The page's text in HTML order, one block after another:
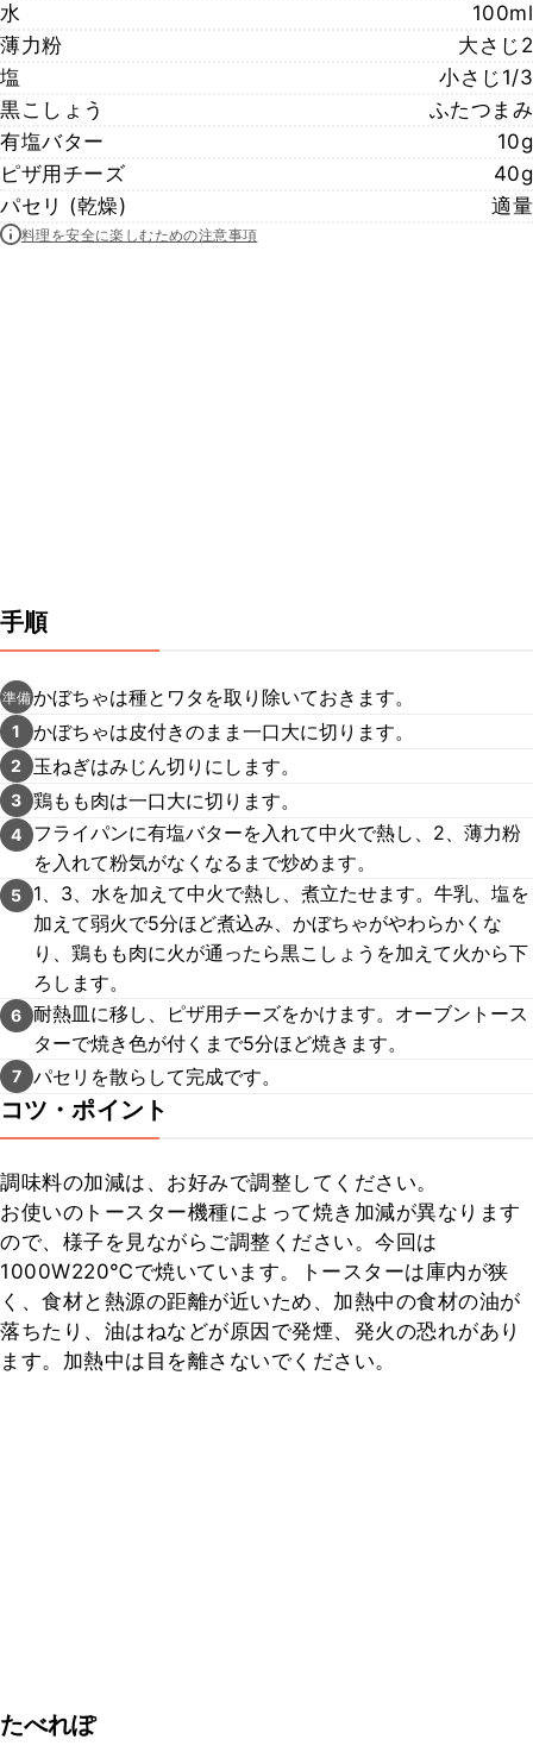
水
100ml
薄力粉
大さじ2
塩
小さじ1/3
黒こしょう
ふたつまみ
有塩バター
10g
ピザ用チーズ
40g
パセリ (乾燥)
適量
料理を安全に楽しむための注意事項
手順
準備かぼちゃは種とワタを取り除いておきます。
1 かぼちゃは皮付きのまま一口大に切ります。
2 玉ねぎはみじん切りにします。
3 鶏もも肉は一口大に切ります。
4
フライパンに有塩バターを入れて中火で熱し、2、薄力粉
を入れて粉気がなくなるまで炒めます。
5
1、3、水を加えて中火で熱し、煮立たせます。牛乳、塩を
加えて弱火で5分ほど煮込み、かぼちゃがやわらかくな
り、鶏もも肉に火が通ったら黒こしょうを加えて火から下
ろします。
6 耐熱皿に移し、ピザ用チーズをかけます。オーブントース
ターで焼き色が付くまで5分ほど焼きます。
7 パセリを散らして完成です。
コツ・ポイント
調味料の加減は、お好みで調整してください。
お使いのトースター機種によって焼き加減が異なります
ので、様子を見ながらご調整ください。今回は
1000W220℃で焼いています。トースターは庫内が狭
く、食材と熱源の距離が近いため、加熱中の食材の油が
落ちたり、油はねなどが原因で発煙、発火の恐れがあり
ます。加熱中は目を離さないでください。
たべれぽ